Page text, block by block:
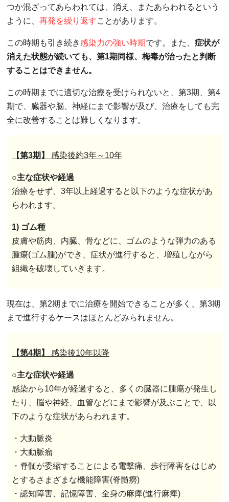
つか混ざってあらわれては、消え、またあらわれるという
ように、 再発を繰り返すことがあります。
この時期も引き続き感染力の強い時期です。また、 症状が
消えた状態が続いても、第1期同様、梅毒が治ったと判断
することはできません。
この時期までに適切な治療を受けられないと、第3期、第4
期で、臓器や脳、神経にまで影響が及び、治療をしても完
全に改善することは難しくなります。
【第3期】 感染後約3年～10年
○主な症状や経過
治療をせず、3年以上経過すると以下のような症状があ
らわれます。
1) ゴム種
皮膚や筋肉、内臓、骨などに、ゴムのような弾力のある
腫瘍(ゴム腫)ができ、症状が進行すると、増殖しながら
組織を破壊していきます。
現在は、第2期までに治療を開始できることが多く、第3期
まで進行するケースはほとんどみられません。
【第4期】 感染後10年以降
○主な症状や経過
感染から10年が経過すると、多くの臓器に腫瘍が発生し
たり、脳や神経、血管などにまで影響が及ぶことで、以
下のような症状があらわれます。
・大動脈炎
・大動脈瘤
・脊髄が委縮することによる電撃痛、歩行障害をはじめ
とするさまざまな機能障害(脊髄癆)
・認知障害、記憶障害、全身の麻痺(進行麻痺)